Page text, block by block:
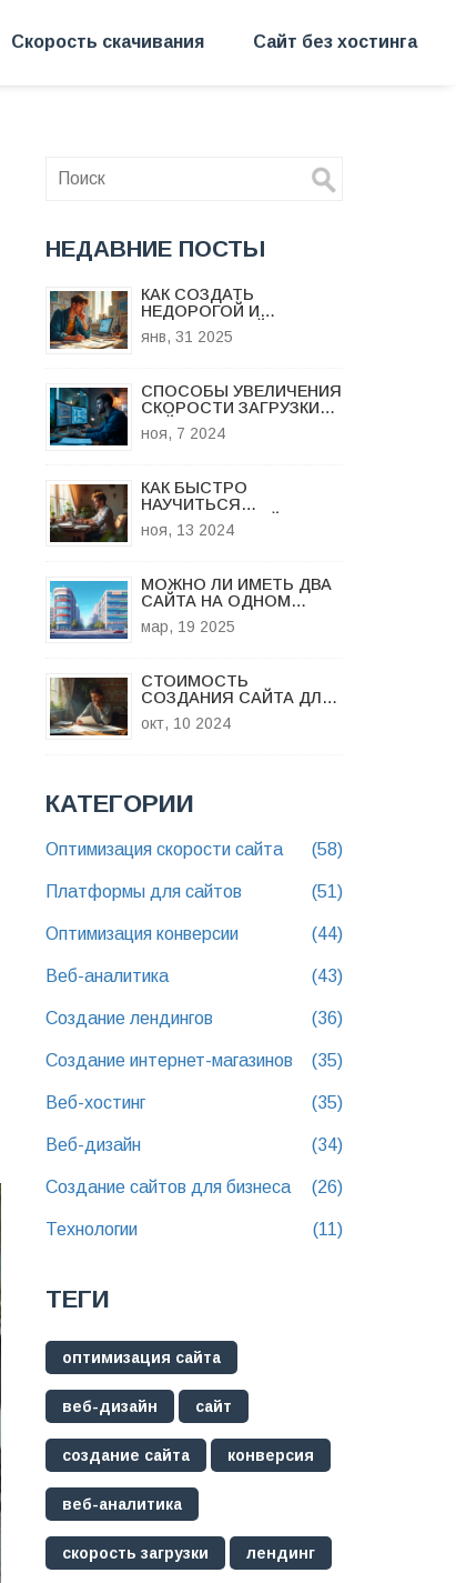
Скорость скачивания Сайт без хостинга
НЕДАВНИЕ ПОСТЫ
КАК СОЗДАТЬ
НЕДОРОГОЙ И
ЭФФЕКТИВНЫЙ
ЛЕНДИНГ С НУЛЯ
янв, 31 2025
СПОСОБЫ УВЕЛИЧЕНИЯ
СКОРОСТИ ЗАГРУЗКИ
САЙТА
ноя, 7 2024
КАК БЫСТРО
НАУЧИТЬСЯ
СОЗДАВАТЬ САЙТ ДЛЯ
МАЛОГО БИЗНЕСА
ноя, 13 2024
МОЖНО ЛИ ИМЕТЬ ДВА
САЙТА НА ОДНОМ
ДОМЕНЕ?
мар, 19 2025
СТОИМОСТЬ
СОЗДАНИЯ САЙТА ДЛЯ
МАЛОГО БИЗНЕСА
окт, 10 2024
КАТЕГОРИИ
Оптимизация скорости сайта (58)
Платформы для сайтов (51)
Оптимизация конверсии (44)
Веб-аналитика (43)
Создание лендингов (36)
Создание интернет-магазинов (35)
Веб-хостинг (35)
Веб-дизайн (34)
Создание сайтов для бизнеса (26)
Технологии (11)
ТЕГИ
оптимизация сайта
веб-дизайн сайт
создание сайта конверсия
веб-аналитика
скорость загрузки лендинг